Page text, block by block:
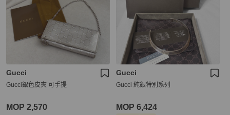
Gucci
Gucci銀色皮夾 可手提
MOP 2,570
Gucci
Gucci 純銀特別系列
MOP 6,424